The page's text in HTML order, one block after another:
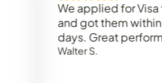
We applied for Visa to
and got them within 3
days. Great performance!
Walter S.